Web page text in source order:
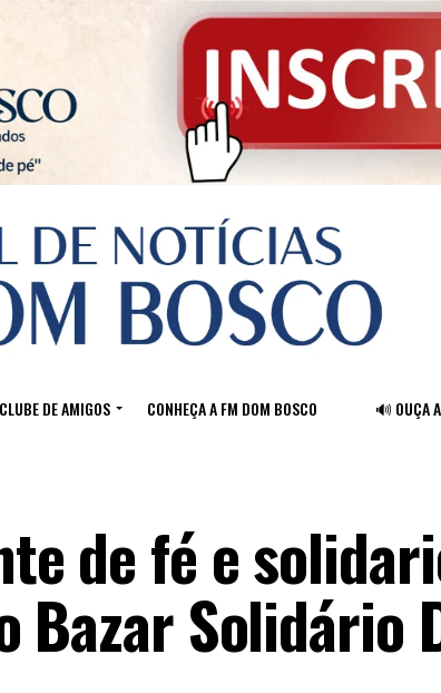
CLUBE DE AMIGOS CONHEÇA A FM DOM BOSCO 🔊 OUÇA
de fé e
Bazar Solidário
mobile